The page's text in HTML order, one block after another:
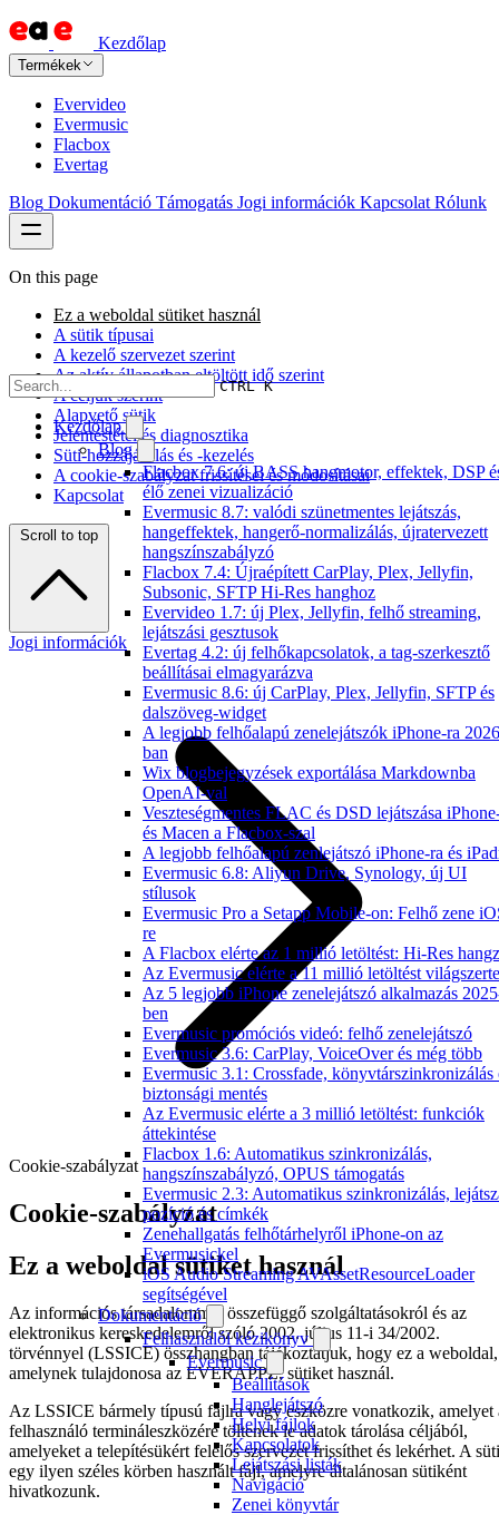
Kezdőlap
Termékek
Evervideo
Evermusic
Flacbox
Evertag
Blog Dokumentáció Támogatás Jogi információk Kapcsolat Rólunk
CTRL K
Kezdőlap
Blog
Flacbox 7.6: új BASS hangmotor, effektek, DSP
élő zenei vizualizáció
Evermusic 8.7: valódi szünetmentes lejátszás,
hangeffektek, hangerő-normalizálás, újratervezett
hangszínszabályzó
Flacbox 7.4: Újraépített CarPlay, Plex, Jellyfin,
Subsonic, SFTP Hi-Res hanghoz
Evervideo 1.7: új Plex, Jellyfin, felhő streaming,
lejátszási gesztusok
Evertag 4.2: új felhőkapcsolatok, a tag-szerkesztő
beállításai elmagyarázva
Evermusic 8.6: új CarPlay, Plex, Jellyfin, SFTP és
dalszöveg-widget
A legjobb felhőalapú zenelejátszók iPhone-ra
ban
Wix blogbejegyzések exportálása Markdownba
OpenAI-val
Veszteségmentes FLAC és DSD lejátszása
és Macen a Flacbox-szal
A legjobb felhőalapú zenlejátszó iPhone-ra és
Evermusic 6.8: Aliyun Drive, Synology, új UI
stílusok
Evermusic Pro a Setapp Mobile-on: Felhő zene
re
A Flacbox elérte az 1 millió letöltést: Hi-Res
Az Evermusic elérte a 11 millió letöltést világszerte
Az 5 legjobb iPhone zenelejátszó alkalmazás
ben
Evermusic promóciós videó: felhő zenelejátszó
Evermusic 3.6: CarPlay, VoiceOver és még több
Evermusic 3.1: Crossfade, könyvtárszinkronizálás
biztonsági mentés
Az Evermusic elérte a 3 millió letöltést: funkciók
áttekintése
Flacbox 1.6: Automatikus szinkronizálás,
hangszínszabályzó, OPUS támogatás
Evermusic 2.3: Automatikus szinkronizálás,
pozíció és címkék
Zenehallgatás felhőtárhelyről iPhone-on az
Evermusickel
iOS Audio Streaming AVAssetResourceLoader
segítségével
Dokumentáció
Felhasználói kézikönyv
Evermusic
Beállítások
Hanglejátszó
Helyi fájlok
Kapcsolatok
Lejátszási listák
Navigáció
Zenei könyvtár
On this page
Ez a weboldal sütiket használ
A sütik típusai
A kezelő szervezet szerint
Az aktív állapotban eltöltött idő szerint
A céljuk szerint
Alapvető sütik
Jelentéstétel és diagnosztika
Süti-hozzájárulás és -kezelés
A cookie-szabályzat frissítései és módosításai
Kapcsolat
Scroll to top
Jogi információk
Cookie-szabályzat
Cookie-szabályzat
Ez a weboldal sütiket használ
Az információs társadalommal összefüggő szolgáltatásokról és az
elektronikus kereskedelemről szóló 2002. július 11-i 34/2002.
törvénnyel (LSSICE) összhangban tájékoztatjuk, hogy ez a weboldal,
amelynek tulajdonosa az EVERAPPZ, sütiket használ.
Az LSSICE bármely típusú fájlra vagy eszközre vonatkozik, amelyet
felhasználó termináleszközére töltenek le adatok tárolása céljából,
amelyeket a telepítésükért felelős szervezet frissíthet és lekérhet. A süti
egy ilyen széles körben használt fájl, amelyre általánosan sütiként
hivatkozunk.